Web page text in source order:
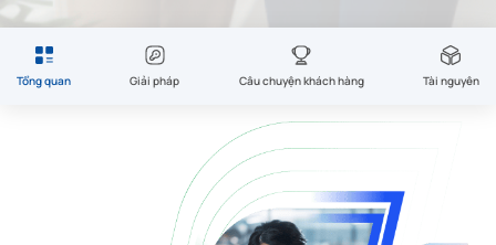
Tổng quan Giải pháp Câu chuyện khách hàng Tài nguyên